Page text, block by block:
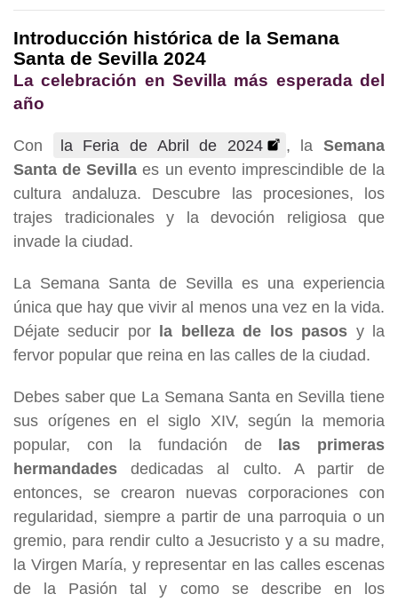
Introducción histórica de la Semana
Santa de Sevilla 2024
La celebración en Sevilla más esperada del
año
Con la Feria de Abril de 2024 , la Semana
Santa de Sevilla es un evento imprescindible de la
cultura andaluza. Descubre las procesiones, los
trajes tradicionales y la devoción religiosa que
invade la ciudad.
La Semana Santa de Sevilla es una experiencia
única que hay que vivir al menos una vez en la vida.
Déjate seducir por la belleza de los pasos y la
fervor popular que reina en las calles de la ciudad.
Debes saber que La Semana Santa en Sevilla tiene
sus orígenes en el siglo XIV, según la memoria
popular, con la fundación de las primeras
hermandades dedicadas al culto. A partir de
entonces, se crearon nuevas corporaciones con
regularidad, siempre a partir de una parroquia o un
gremio, para rendir culto a Jesucristo y a su madre,
la Virgen María, y representar en las calles escenas
de la Pasión tal y como se describe en los